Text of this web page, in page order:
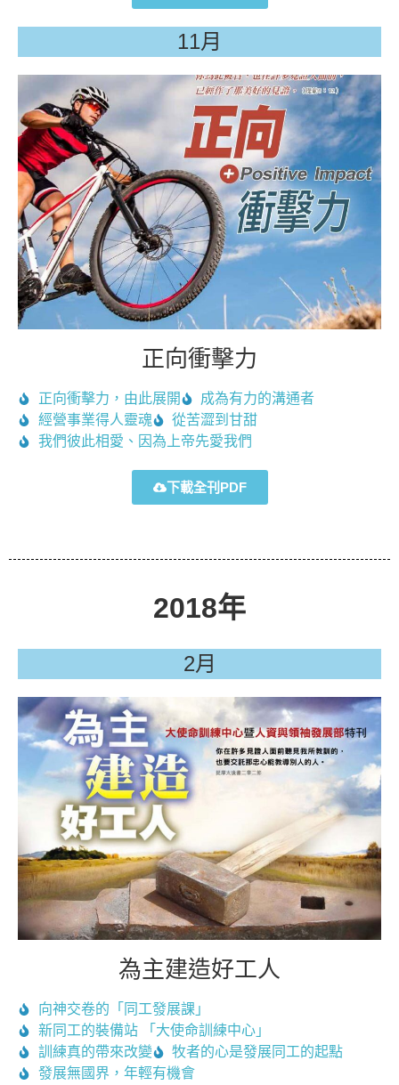
11月
正向衝擊力
正向衝擊力，由此展開
成為有力的溝通者
經營事業得人靈魂
從苦澀到甘甜
我們彼此相愛、因為上帝先愛我們
下載全刊PDF
2018年
2月
為主建造好工人
向神交卷的「同工發展課」
新同工的裝備站 「大使命訓練中心」
訓練真的帶來改變
牧者的心是發展同工的起點
發展無國界，年輕有機會